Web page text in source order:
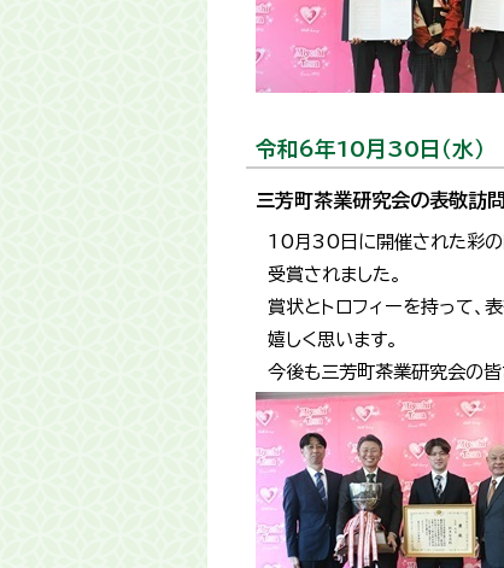
令和6年10月30日（水）
三芳町茶業研究会の表敬訪問
10月30日に開催された彩の
受賞されました。
賞状とトロフィーを持って、
嬉しく思います。
今後も三芳町茶業研究会の皆